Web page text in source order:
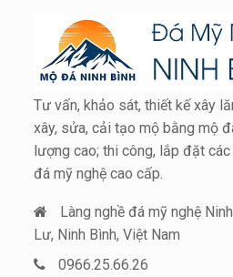
Tư vấn, khảo sát, thiết kế xây
xây, sửa, cải tạo mộ bằng mộ
lượng cao; thi công, lắp đặt
đá mỹ nghệ cao cấp.
Làng nghề đá mỹ nghệ
Lư, Ninh Bình, Việt Nam
0966.25.66.26